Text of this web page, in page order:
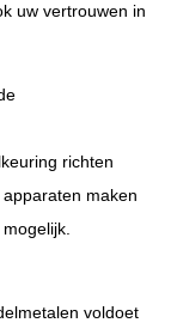
uw vertrouwen in
richten
maken
voldoet